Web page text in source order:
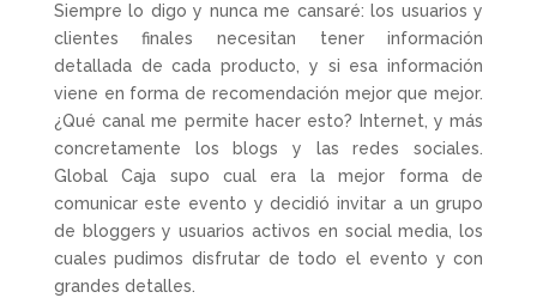
Siempre lo digo y nunca me cansaré: los usuarios y
clientes finales necesitan tener información
detallada de cada producto, y si esa información
viene en forma de recomendación mejor que mejor.
¿Qué canal me permite hacer esto? Internet, y más
concretamente los blogs y las redes sociales.
Global Caja supo cual era la mejor forma de
comunicar este evento y decidió invitar a un grupo
de bloggers y usuarios activos en social media, los
cuales pudimos disfrutar de todo el evento y con
grandes detalles.